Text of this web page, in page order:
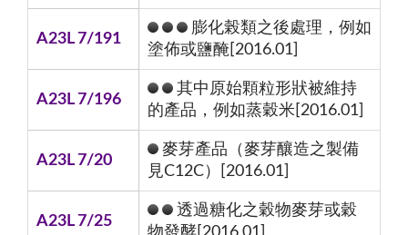
A23L 7/191
膨化榖類之後處理，例如
塗佈或鹽醃[2016.01]
A23L 7/196
其中原始顆粒形狀被維持
的產品，例如蒸穀米[2016.01]
A23L 7/20
麥芽產品（麥芽釀造之製備
見C12C）[2016.01]
A23L 7/25
透過糖化之穀物麥芽或穀